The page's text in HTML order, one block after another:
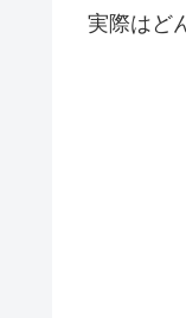
実際はど